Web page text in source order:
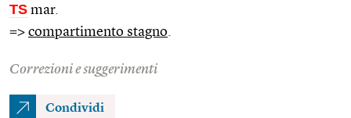
TS mar.
=> compartimento stagno
Correzioni e suggerimenti
Condividi